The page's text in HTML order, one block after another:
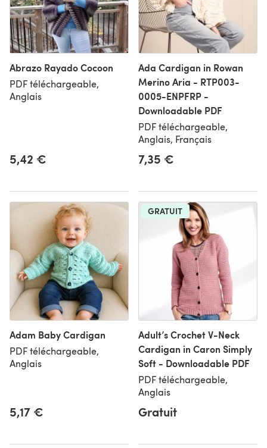
Abrazo Rayado Cocoon
PDF téléchargeable,
Anglais
5,42 €
Ada Cardigan in Rowan
Merino Aria - RTP003-
0005-ENPFRP -
Downloadable PDF
PDF téléchargeable,
Anglais, Français
7,35 €
Adam Baby Cardigan
PDF téléchargeable,
Anglais
5,17 €
GRATUIT
Adult’s Crochet V-Neck
Cardigan in Caron Simply
Soft - Downloadable PDF
PDF téléchargeable,
Anglais
Gratuit